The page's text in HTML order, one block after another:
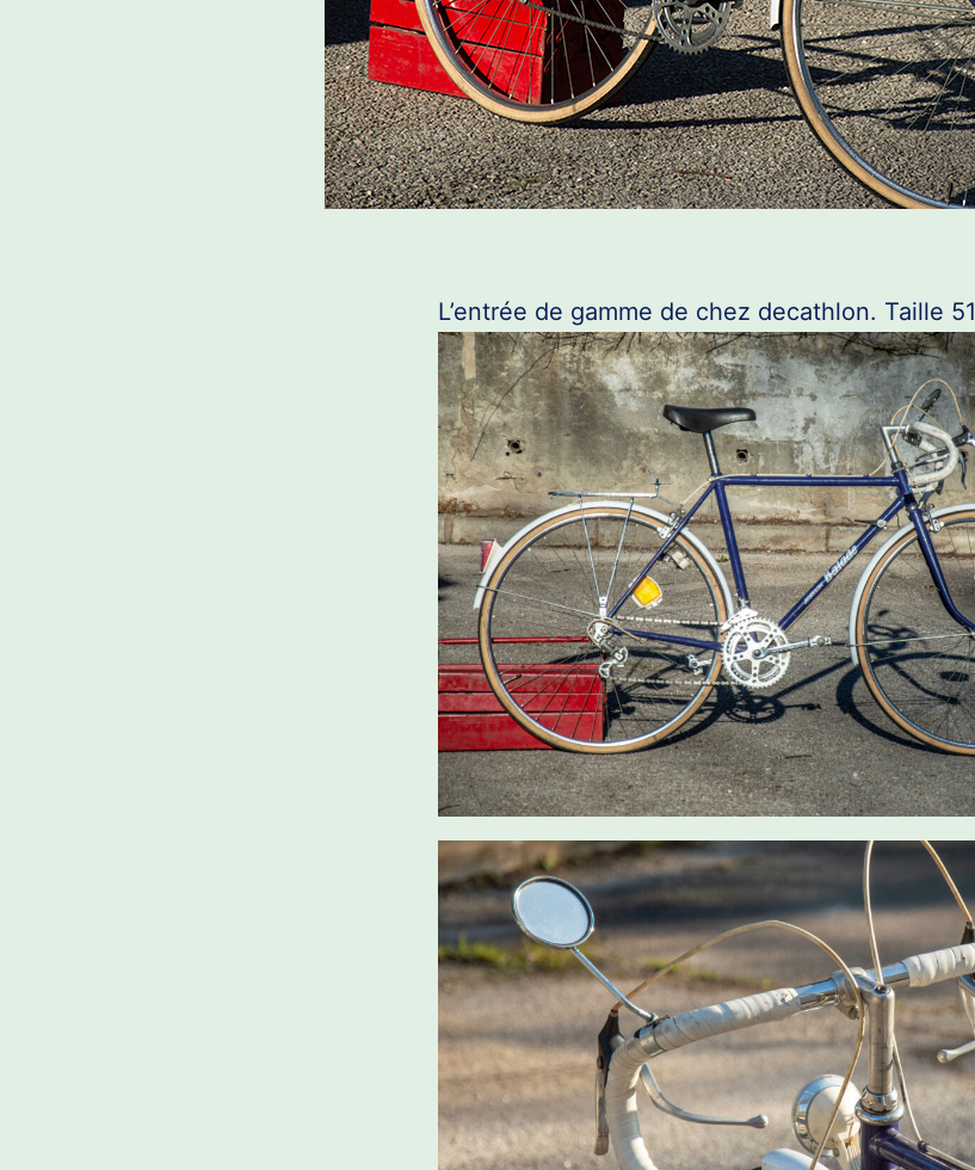
L’entrée de gamme de chez decathlon. Taille 51